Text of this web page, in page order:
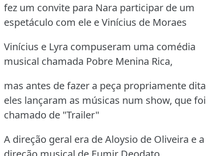
fez um convite para Nara participar de um
espetáculo com ele e Vinícius de Moraes
Vinícius e Lyra compuseram uma comédia
musical chamada Pobre Menina Rica,
mas antes de fazer a peça propriamente dita
eles lançaram as músicas num show, que foi
chamado de "Trailer"
A direção geral era de Aloysio de Oliveira e a